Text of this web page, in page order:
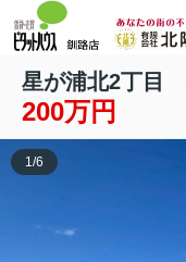
星が浦北2丁目
200万円
1/6